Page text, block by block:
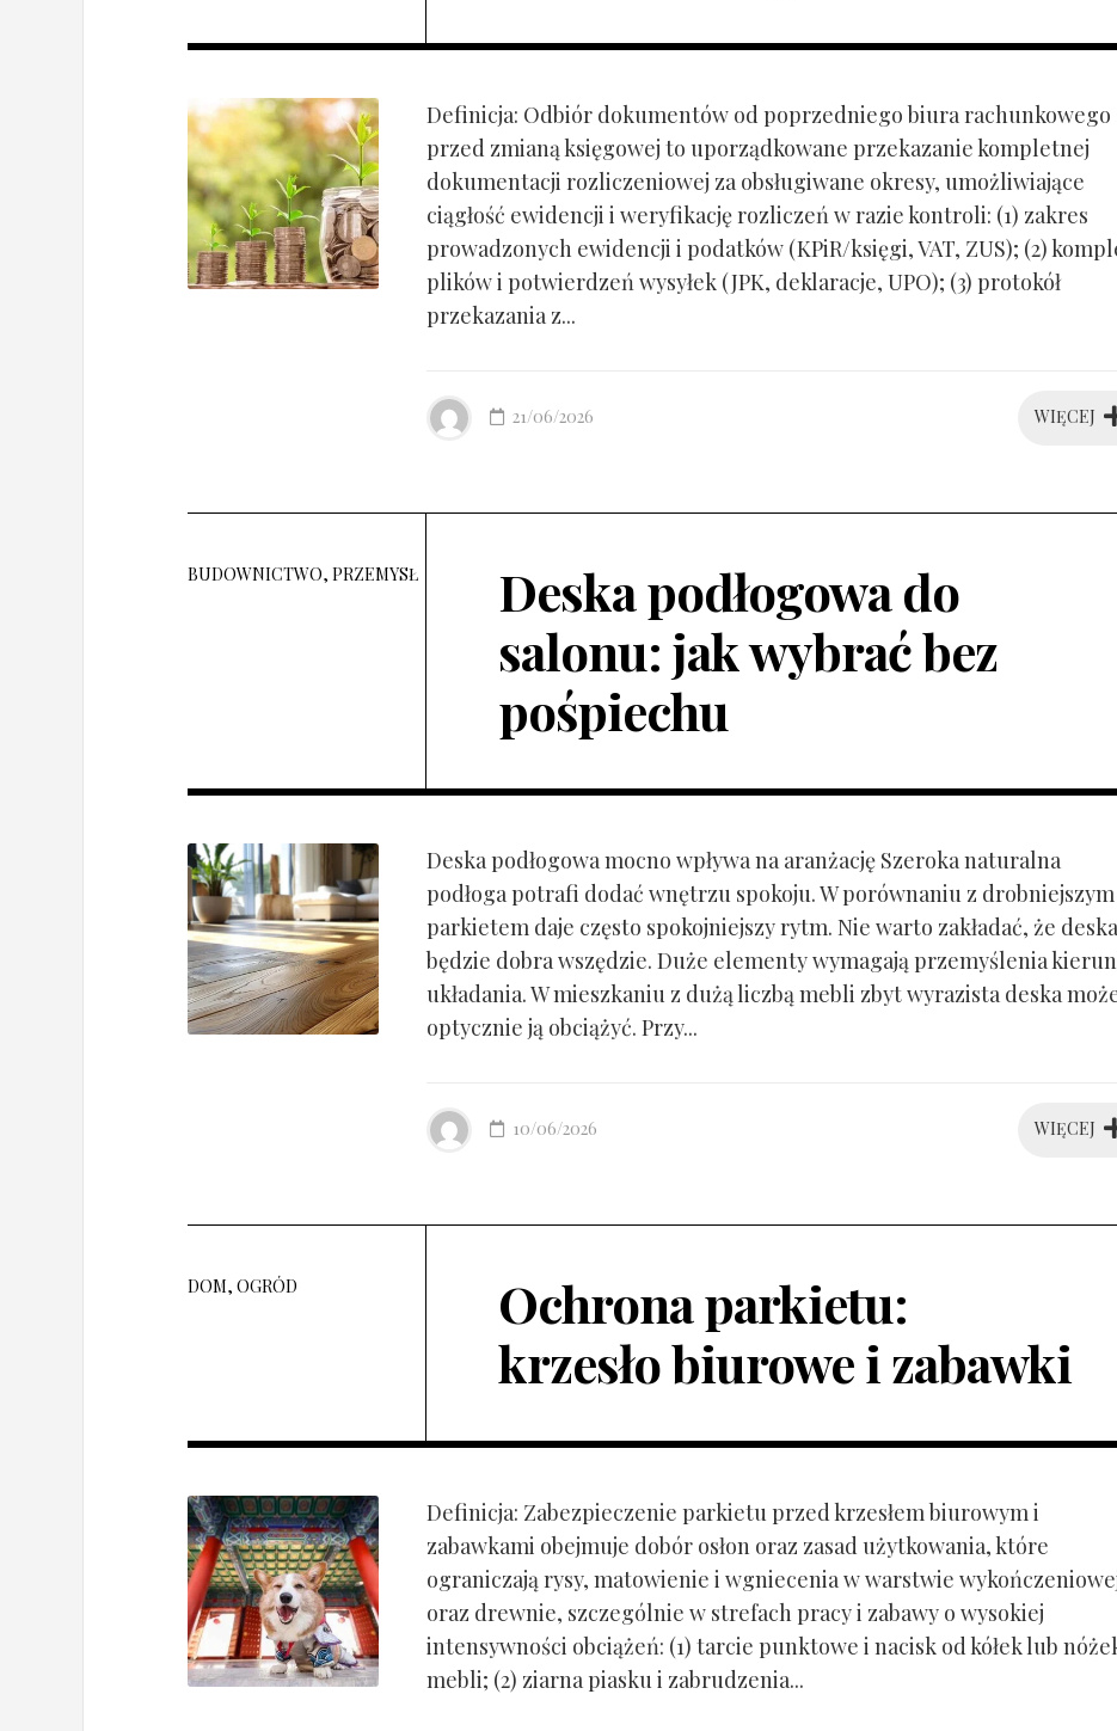
Definicja: Odbiór dokumentów od poprzedniego biura rachunkowego
przed zmianą księgowej to uporządkowane przekazanie kompletnej
dokumentacji rozliczeniowej za obsługiwane okresy, umożliwiające
ciągłość ewidencji i weryfikację rozliczeń w razie kontroli: (1) zakres
prowadzonych ewidencji i podatków (KPiR/księgi, VAT, ZUS); (2)
plików i potwierdzeń wysyłek (JPK, deklaracje, UPO); (3) protokół
przekazania z...
WIĘCEJ
21/06/2026
BUDOWNICTWO, PRZEMYSŁ
Deska podłogowa do
salonu: jak wybrać bez
pośpiechu
Deska podłogowa mocno wpływa na aranżację Szeroka naturalna
podłoga potrafi dodać wnętrzu spokoju. W porównaniu z drobniejszym
parkietem daje często spokojniejszy rytm. Nie warto zakładać, że deska
będzie dobra wszędzie. Duże elementy wymagają przemyślenia
układania. W mieszkaniu z dużą liczbą mebli zbyt wyrazista deska
optycznie ją obciążyć. Przy...
WIĘCEJ
10/06/2026
DOM, OGRÓD
Ochrona parkietu:
krzesło biurowe i zabawki
Definicja: Zabezpieczenie parkietu przed krzesłem biurowym i
zabawkami obejmuje dobór osłon oraz zasad użytkowania, które
ograniczają rysy, matowienie i wgniecenia w warstwie
oraz drewnie, szczególnie w strefach pracy i zabawy o wysokiej
intensywności obciążeń: (1) tarcie punktowe i nacisk od kółek lub
mebli; (2) ziarna piasku i zabrudzenia...